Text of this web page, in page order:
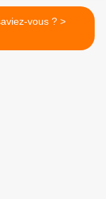
Le saviez-vous ? >